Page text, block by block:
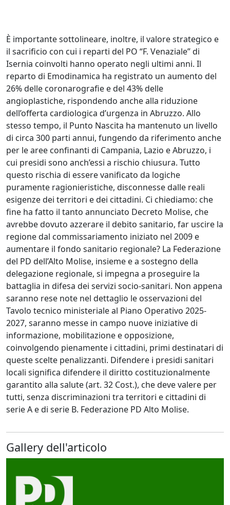
È importante sottolineare, inoltre, il valore strategico e
il sacrificio con cui i reparti del PO “F. Venaziale” di
Isernia coinvolti hanno operato negli ultimi anni. Il
reparto di Emodinamica ha registrato un aumento del
26% delle coronarografie e del 43% delle
angioplastiche, rispondendo anche alla riduzione
dell’offerta cardiologica d’urgenza in Abruzzo. Allo
stesso tempo, il Punto Nascita ha mantenuto un livello
di circa 300 parti annui, fungendo da riferimento anche
per le aree confinanti di Campania, Lazio e Abruzzo, i
cui presidi sono anch’essi a rischio chiusura. Tutto
questo rischia di essere vanificato da logiche
puramente ragionieristiche, disconnesse dalle reali
esigenze dei territori e dei cittadini. Ci chiediamo: che
fine ha fatto il tanto annunciato Decreto Molise, che
avrebbe dovuto azzerare il debito sanitario, far uscire la
regione dal commissariamento iniziato nel 2009 e
aumentare il fondo sanitario regionale? La Federazione
del PD dell’Alto Molise, insieme e a sostegno della
delegazione regionale, si impegna a proseguire la
battaglia in difesa dei servizi socio-sanitari. Non appena
saranno rese note nel dettaglio le osservazioni del
Tavolo tecnico ministeriale al Piano Operativo 2025-
2027, saranno messe in campo nuove iniziative di
informazione, mobilitazione e opposizione,
coinvolgendo pienamente i cittadini, primi destinatari di
queste scelte penalizzanti. Difendere i presidi sanitari
locali significa difendere il diritto costituzionalmente
garantito alla salute (art. 32 Cost.), che deve valere per
tutti, senza discriminazioni tra territori e cittadini di
serie A e di serie B. Federazione PD Alto Molise.
Gallery dell'articolo